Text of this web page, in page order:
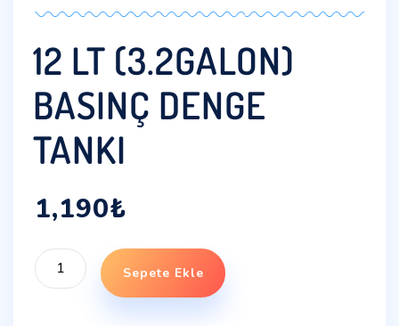
12 LT (3.2GALON)
BASINÇ DENGE
TANKI
1,190₺
Sepete Ekle